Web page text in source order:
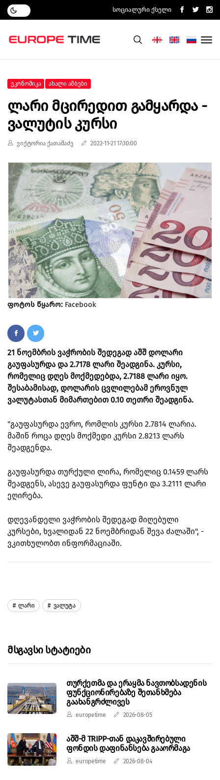
Სოციალური Ქსელი
Ეკონომიკა Ახალი Ამბები
Ლარი Მცირედით Გამყარდა -
Ვალუტის Კურსი
ვიქტორია ქათამაძე 2022-11-21 17:30:00
ფოტოს წყარო: Facebook
21 ნოემბრის ვაჭრობის შედეგად აშშ დოლარი
გაუფასურდა და 2.7178 ლარი შეადგინა. კურსი,
რომელიც დღეს მოქმედებდა, 2.7188 ლარი იყო.
შესაბამისად, დოლარის ცვლილებამ ეროვნულ
ვალუტასთან მიმართებით 0.10 თეთრი შეადგინა.
"გაუფასურდა ევრო, რომლის კურსი 2.7814 ლარია.
მაშინ როცა დღეს მოქმედი კურსი 2.8213 ლარს
შეადგენდა.
გაუფასურდა თურქული ლირა, რომელიც 0.1459 ლარს
შეადგენს, ასევე გაუფასურდა ფუნტი და 3.2111 ლარი
ეღირება.
დღევანდელი ვაჭრობის შედეგად მიღებული
კურსები, ხვალიდან 22 ნოემბრიდან შევა ძალაში", -
ვკითხულობთ ინფორმაციაში.
Ლარი Ვალუტა
Მსგავსი Სტატიები
თურქეთმა და ერაყმა ნავთობსადენის
ფუნქციონირებაზე შეთანხმება
გაახანგრძლივეს
europetime 2026-08-05
აშშ-მ TRIPP-თან დაკავშირებული
ფონდის დაფინანსება გააორმაგა
europetime 2026-08-04